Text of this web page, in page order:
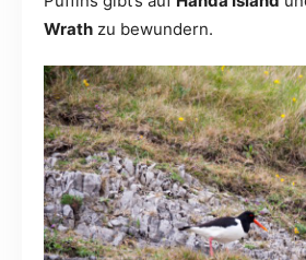
Wrath zu bewundern.